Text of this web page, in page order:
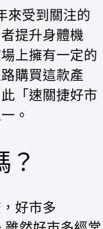
來受到關注的
提升身體機
上擁有一定的
購買這款產
「速關捷好市
。
？
好市多